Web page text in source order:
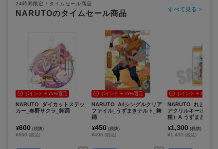
24時間限定！タイムセール商品
NARUTOのタイムセール商品 すべて見る >
ポイント + 75%還元
NARUTO_ダイカットステッ
カー_春野サクラ_舞踊
¥600 (税抜)
¥660 (税込)
ポイント + 75%還元
NARUTO_A4シングルクリア
ファイル_うずまきナルト_舞
踊
¥450 (税抜)
¥495 (税込)
ポイント + 75%還
NARUTO_れとぽぷ
アクリルキーホルダ
種）A うずまきナル
¥1,300 (税抜)
¥1,430 (税込)